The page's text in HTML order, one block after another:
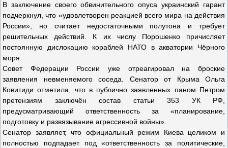
В заключение своего обвинительного опуса украинский гарант
подчеркнул, что «удовлетворен реакцией всего мира на действия
России», но считает недостаточными полутона и требует
решительных действий. К их числу Порошенко причисляет
постоянную дислокацию кораблей НАТО в акватории Чёрного
моря.
Совет Федерации России уже отреагировал на броские
заявления невменяемого соседа. Сенатор от Крыма Ольга
Ковитиди отметила, что в публично заявленных паном Петром
претензиям заключён состав статьи 353 УК РФ,
предусматривающий ответственность за «планирование,
подготовку и развязывание агрессивной войны».
Сенатор заявляет, что официальный режим Киева целиком и
полностью подпадает под «ответственность за политические,